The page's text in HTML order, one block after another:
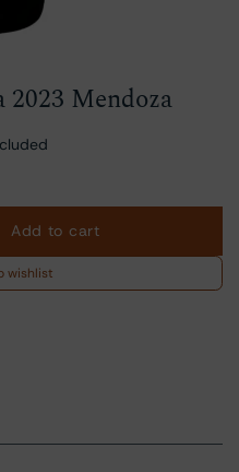
Mendoza
Add to cart
wishlist